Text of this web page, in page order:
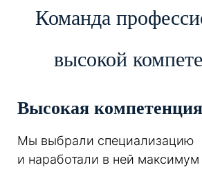
Команда
высокой
Высокая компетенция
Мы выбрали специализацию
и наработали в ней